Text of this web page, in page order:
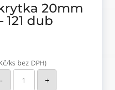
20mm
121 dub
ks bez DPH)
-
Samolepící
krytka
20mm +